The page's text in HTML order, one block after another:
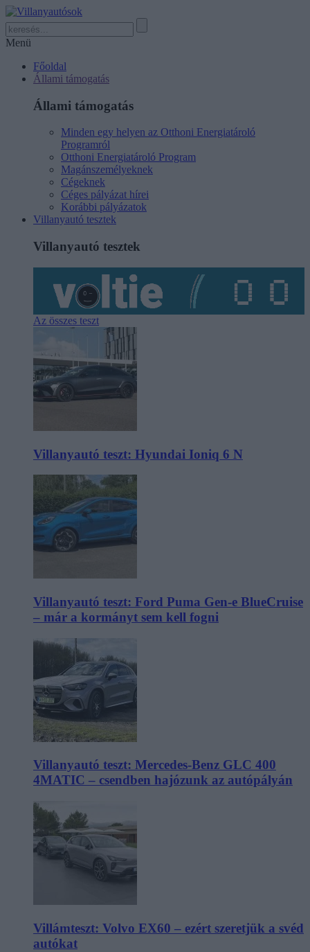
Menü
Főoldal
Állami támogatás
Állami támogatás
Minden egy helyen az Otthoni Energiatároló
Programról
Otthoni Energiatároló Program
Magánszemélyeknek
Cégeknek
Céges pályázat hírei
Korábbi pályázatok
Villanyautó tesztek
Villanyautó tesztek
Az összes teszt
Villanyautó teszt: Hyundai Ioniq 6 N
Villanyautó teszt: Ford Puma Gen-e BlueCruise
– már a kormányt sem kell fogni
Villanyautó teszt: Mercedes-Benz GLC 400
4MATIC – csendben hajózunk az autópályán
Villámteszt: Volvo EX60 – ezért szeretjük a svéd
autókat